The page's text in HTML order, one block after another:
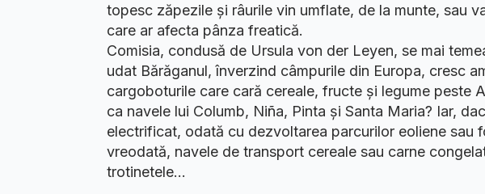
topesc zăpezile și râurile vin umflate, de la munte, sau
care ar afecta pânza freatică.
Comisia, condusă de Ursula von der Leyen, se mai
udat Bărăganul, înverzind câmpurile din Europa, cresc
cargoboturile care cară cereale, fructe și legume peste
ca navele lui Columb, Niña, Pinta și Santa Maria? Iar,
electrificat, odată cu dezvoltarea parcurilor eoliene sau
vreodată, navele de transport cereale sau carne
trotinetele…